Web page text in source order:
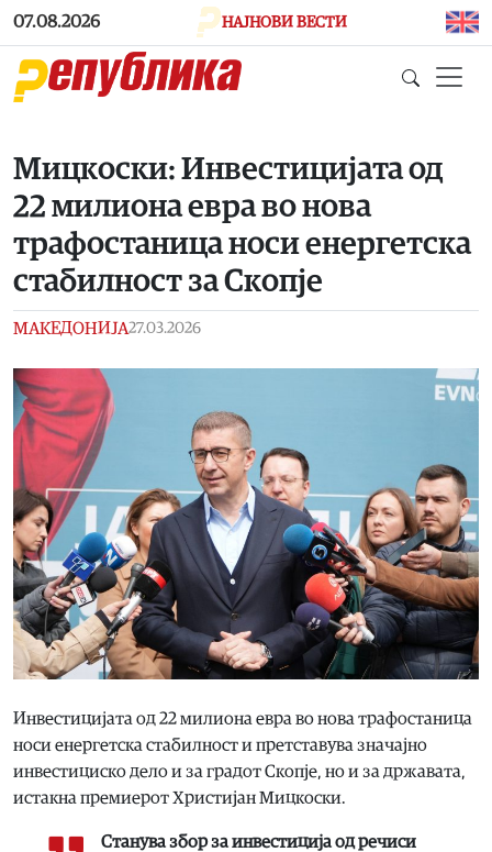
Skip to main content
07.08.2026 НАЈНОВИ ВЕСТИ
Мицкоски: Инвестицијата од
22 милиона евра во нова
трафостаница носи енергетска
стабилност за Скопје
МАКЕДОНИЈА27.03.2026
Инвестицијата од 22 милиона евра во нова трафостаница
носи енергетска стабилност и претставува значајно
инвестициско дело и за градот Скопје, но и за државата,
истакна премиерот Христијан Мицкоски.
Станува збор за инвестиција од речиси